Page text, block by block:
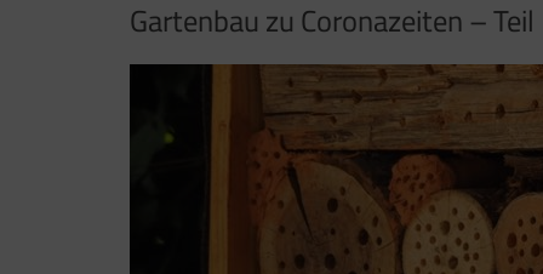
Gartenbau zu Coronazeiten –